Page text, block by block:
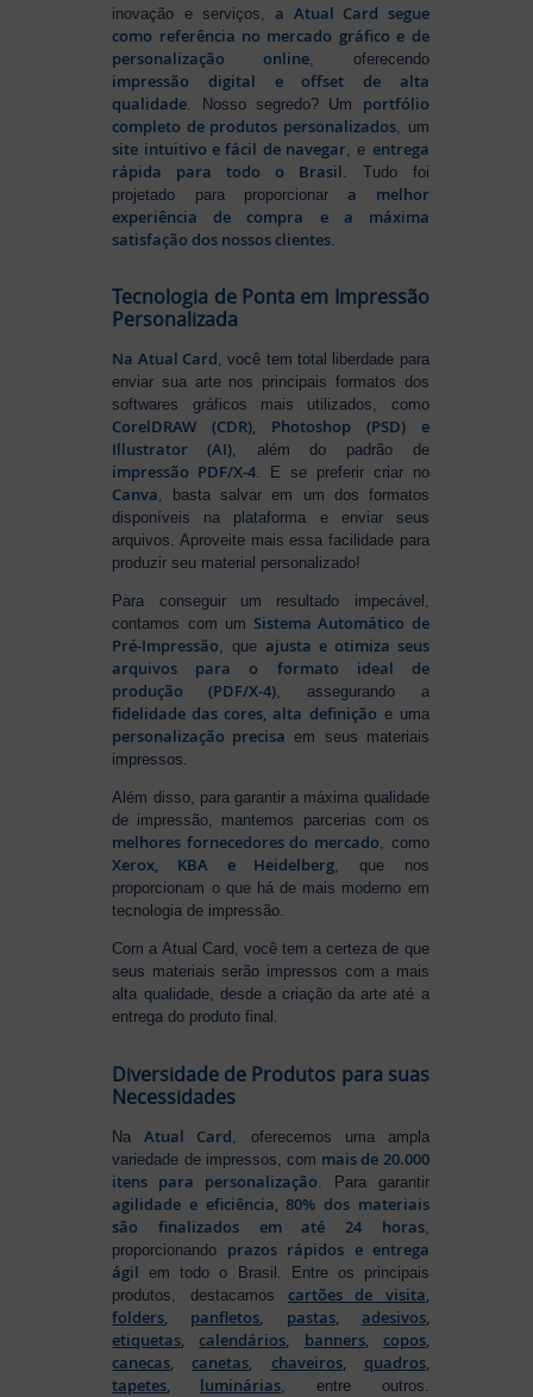
inovação e serviços,a Atual Card segue
como referência no mercado gráfico e de
personalização online, oferecendo
impressão digital e offset de alta
qualidade . Nosso segredo? Um portfólio
completo de produtos personalizados , um
site intuitivo e fácil de navegar , e entrega
rápida para todo o Brasil . Tudo foi
projetado para proporcionara melhor
experiência de compra e a máxima
satisfação dos nossos clientes
Tecnologia de Ponta em Impressão
Personalizada
Na Atual Card, você tem total liberdade para
enviar sua arte nos principais formatos dos
softwares gráficos mais utilizados, como
CorelDRAW (CDR), Photoshop (PSD) e
Illustrator (AI), além do padrão de
impressão PDF/X-4. E se preferir criar no
Canva, basta salvar em um dos formatos
disponíveis na plataforma e enviar seus
arquivos. Aproveite mais essa facilidade para
produzir seu material personalizado!
Para conseguir um resultado impecável,
contamos com um Sistema Automático de
Pré-Impressão, queajusta e otimiza seus
arquivos para o formato ideal de
produção (PDF/X-4), assegurando a
fidelidade das cores, alta definição e uma
personalização precisa em seus materiais
impressos.
Além disso, para garantir a máxima qualidade
de impressão, mantemos parcerias com os
melhores fornecedores do mercado, como
Xerox, KBA e Heidelberg, que nos
proporcionam o que há de mais moderno em
tecnologia de impressão.
Com a Atual Card, você tem a certeza de que
seus materiais serão impressos com a mais
alta qualidade, desde a criação da arte até a
entrega do produto final.
Diversidade de Produtos para suas
Necessidades
NaAtual Card , oferecemos uma ampla
variedade de impressos, com mais de 20.000
itens para personalização . Para garantir
agilidade e eficiência, 80% dos materiais
são finalizados em até 24 horas,
proporcionando prazos rápidos e entrega
ágil em todo o Brasil. Entre os principais
produtos, destacamos cartões de visita
folders
panfletos pastas, adesivos,
etiquetas ,calendários banners, copos,
canecas ,canetas chaveiros, quadros,
tapetes
luminárias , entre outros.